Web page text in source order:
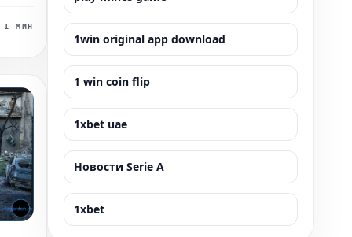
1 МИН
1win original app download
1 win coin flip
1xbet uae
Новости Serie A
1xbet